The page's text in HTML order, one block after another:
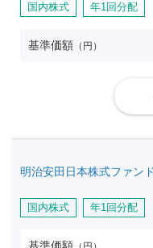
国内株式 年1回分配
基準価額 （円）
明治安田日本株式ファン
国内株式 年1回分配